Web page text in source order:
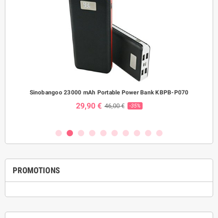
Sinobangoo 23000 mAh Portable Power Bank KBPB-P070
29,90 € 46,00 € -35%
PROMOTIONS